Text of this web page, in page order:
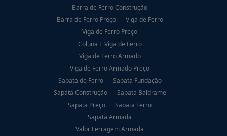
Barra de Ferro Construção
Barra de Ferro Preço
Viga de Ferro
Viga de Ferro Preço
Coluna E Viga de Ferro
Viga de Ferro Armado
Viga de Ferro Armado Preço
Sapata de Ferro
Sapata Fundação
Sapata Construção
Sapata Baldrame
Sapata Preço
Sapata Ferro
Sapata Armada
Valor Ferragem Armada